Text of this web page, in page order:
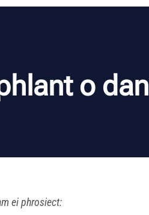
o dan
ei phrosiect: